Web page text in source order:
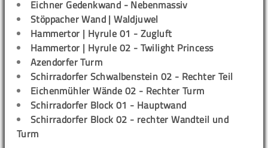
Eichner Gedenkwand - Nebenmassiv
Stöppacher Wand | Waldjuwel
Hammertor | Hyrule 01 - Zugluft
Hammertor | Hyrule 02 - Twilight Princess
Azendorfer Turm
Schirradorfer Schwalbenstein 02 - Rechter Teil
Eichenmühler Wände 02 - Rechter Turm
Schirradorfer Block 01 - Hauptwand
Schirradorfer Block 02 - rechter Wandteil und
Turm